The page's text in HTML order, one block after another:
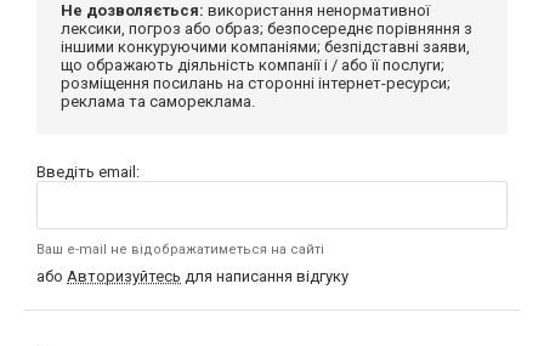
Не дозволяється: використання ненормативної
лексики, погроз або образ; безпосереднє порівняння з
іншими конкуруючими компаніями; безпідставні заяви,
що ображають діяльність компанії і / або її послуги;
розміщення посилань на сторонні інтернет-ресурси;
реклама та самореклама.
Введіть email:
Ваш e-mail не відображатиметься на сайті
або Авторизуйтесь для написання відгуку